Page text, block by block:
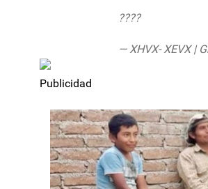
????
— XHVX- XEVX |
Publicidad